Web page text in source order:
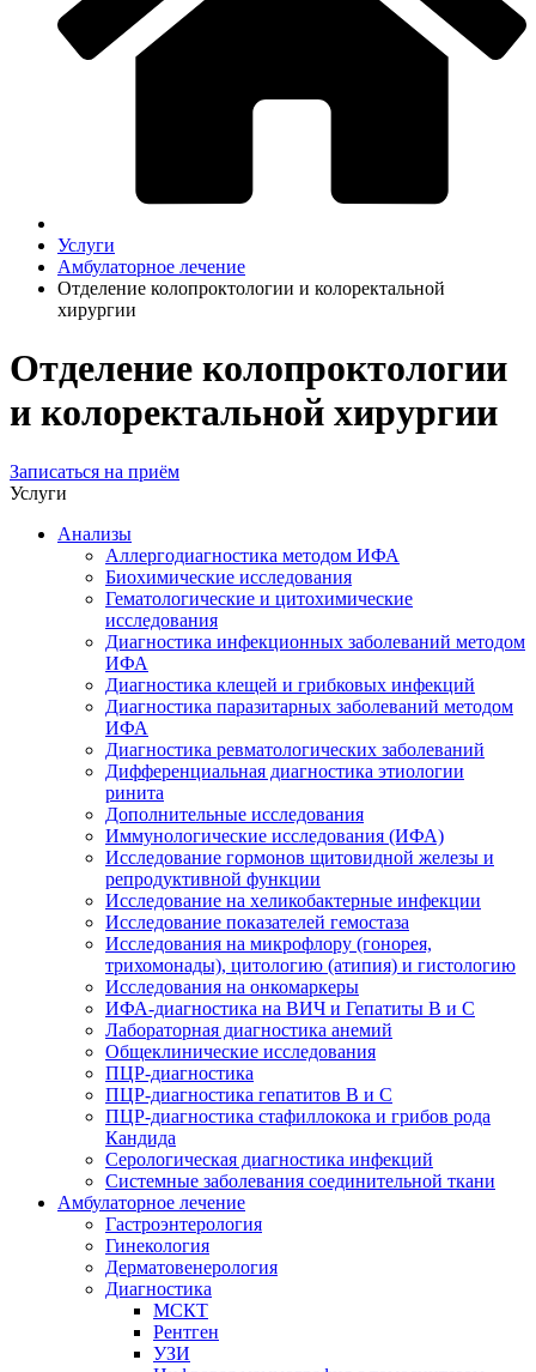
Услуги
Амбулаторное лечение
Отделение колопроктологии и колоректальной
хирургии
Отделение колопроктологии
и колоректальной хирургии
Записаться на приём
Услуги
Анализы
Аллергодиагностика методом ИФА
Биохимические исследования
Гематологические и цитохимические
исследования
Диагностика инфекционных заболеваний методом
ИФА
Диагностика клещей и грибковых инфекций
Диагностика паразитарных заболеваний методом
ИФА
Диагностика ревматологических заболеваний
Дифференциальная диагностика этиологии
ринита
Дополнительные исследования
Иммунологические исследования (ИФА)
Исследование гормонов щитовидной железы и
репродуктивной функции
Исследование на хеликобактерные инфекции
Исследование показателей гемостаза
Исследования на микрофлору (гонорея,
трихомонады), цитологию (атипия) и гистологию
Исследования на онкомаркеры
ИФА-диагностика на ВИЧ и Гепатиты B и C
Лабораторная диагностика анемий
Общеклинические исследования
ПЦР-диагностика
ПЦР-диагностика гепатитов B и C
ПЦР-диагностика стафиллокока и грибов рода
Кандида
Серологическая диагностика инфекций
Системные заболевания соединительной ткани
Амбулаторное лечение
Гастроэнтерология
Гинекология
Дерматовенерология
Диагностика
МСКТ
Рентген
УЗИ